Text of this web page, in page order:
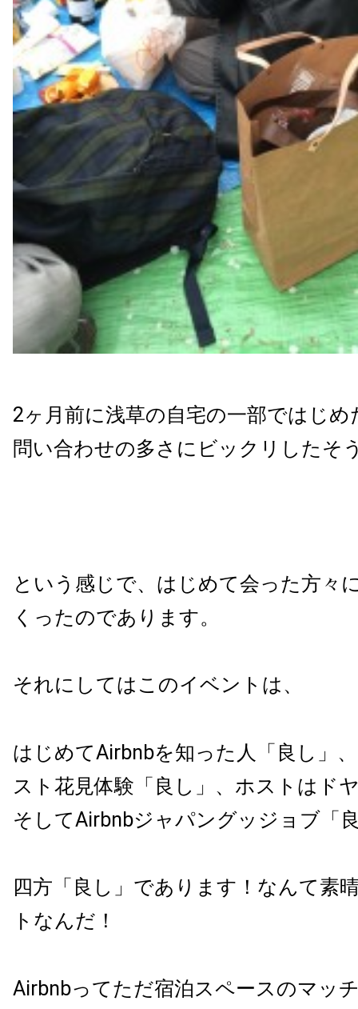
2ヶ月前に浅草の自宅の一部ではじ
問い合わせの多さにビックリしたそ
という感じで、はじめて会った方々
くったのであります。
それにしてはこのイベントは、
はじめてAirbnbを知った人「良し」
スト花見体験「良し」、ホストはド
そしてAirbnbジャパングッジョブ「
四方「良し」であります！なんて素
トなんだ！
Airbnbってただ宿泊スペースのマッ